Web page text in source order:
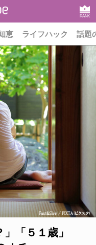
RANK
恵 ライフハック 話題
」「５１歳」